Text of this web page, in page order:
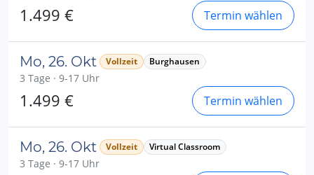
1.499 € Termin wählen
Mo, 26. Okt Vollzeit Burghausen
3 Tage · 9-17 Uhr
1.499 € Termin wählen
Mo, 26. Okt Vollzeit Virtual Classroom
3 Tage · 9-17 Uhr